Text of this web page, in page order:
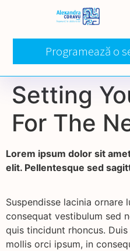
Programează o
Setting
For The
Lorem ipsum dolor sit
elit. Pellentesque sed
Suspendisse lacinia ornare
consequat vestibulum sed
quis tincidunt rhoncus.
mollis orci ipsum, in